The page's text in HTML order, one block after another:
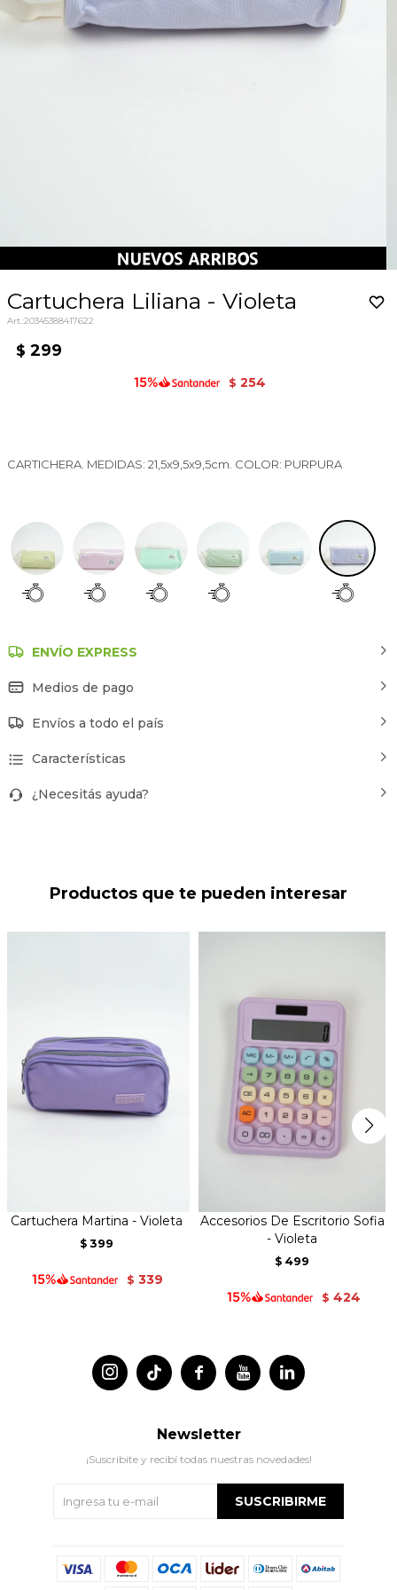
Cartuchera Liliana - Violeta
20345388417622
$ 299
$ 254
CARTICHERA. MEDIDAS: 21,5x9,5x9,5cm. COLOR: PURPURA
ENVÍO EXPRESS
Medios de pago
Envíos a todo el país
Características
¿Necesitás ayuda?
Productos que te pueden interesar
Cartuchera Martina - Violeta
$ 399
$ 339
Accesorios De Escritorio Sofia
- Violeta
$ 499
$ 424
 
 
Newsletter
¡Suscribite y recibí todas nuestras novedades!
SUSCRIBIRME